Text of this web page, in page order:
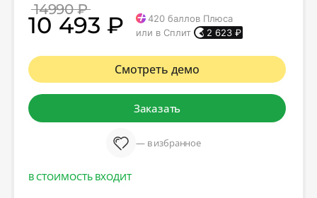
14990 ₽
10 493 ₽ 420баллов Плюса
или в Сплит
2 623₽
Смотреть демо
Заказать
— в избранное
В СТОИМОСТЬ ВХОДИТ